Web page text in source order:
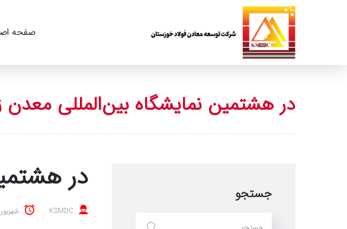
صفحه
در هشتمین نمایشگاه بین‌المللی معدن
در
KSMDC شهریور 11, 1402
جستجو